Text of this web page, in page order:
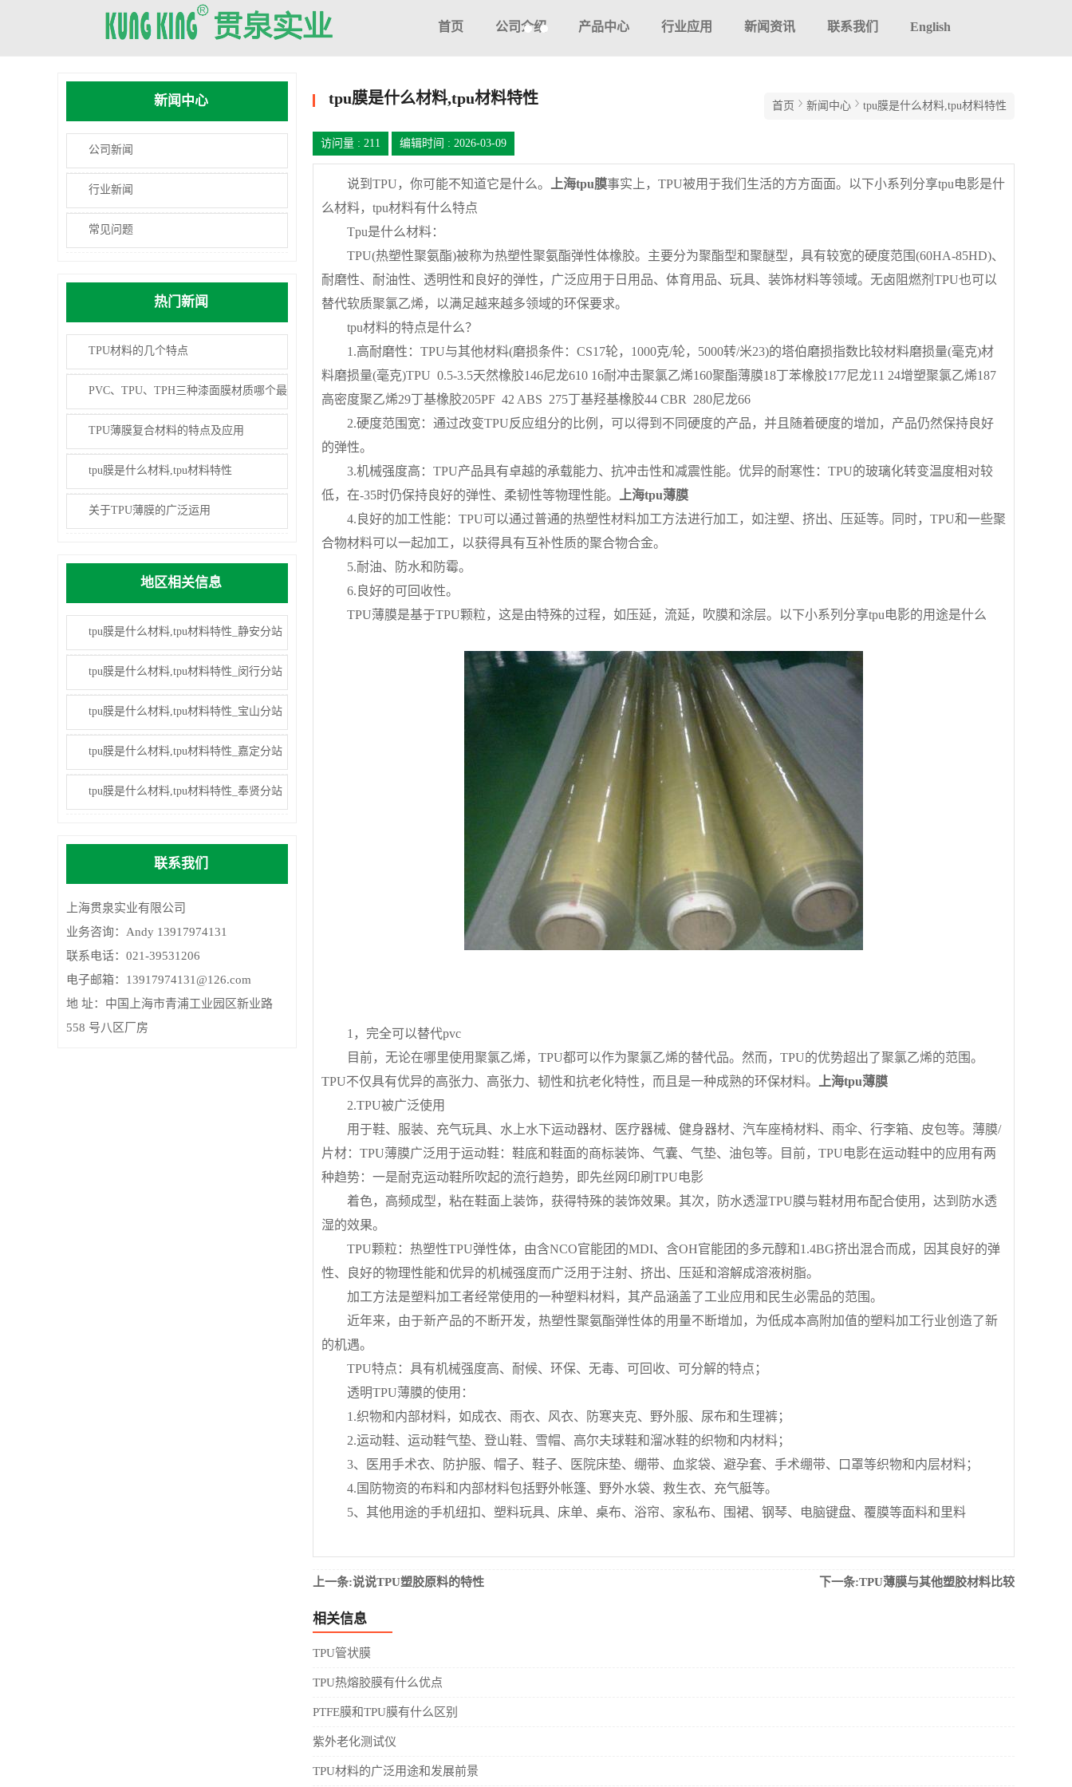
首页 公司介绍 产品中心 行业应用 新闻资讯 联系我们 English
新闻中心
公司新闻
行业新闻
常见问题
热门新闻
TPU材料的几个特点
PVC、TPU、TPH三种漆面膜材质哪个最
TPU薄膜复合材料的特点及应用
tpu膜是什么材料,tpu材料特性
关于TPU薄膜的广泛运用
地区相关信息
tpu膜是什么材料,tpu材料特性_静安分站
tpu膜是什么材料,tpu材料特性_闵行分站
tpu膜是什么材料,tpu材料特性_宝山分站
tpu膜是什么材料,tpu材料特性_嘉定分站
tpu膜是什么材料,tpu材料特性_奉贤分站
联系我们
上海贯泉实业有限公司
业务咨询：Andy 13917974131
联系电话：021-39531206
电子邮箱：13917974131@126.com
地 址：中国上海市青浦工业园区新业路
558 号八区厂房
tpu膜是什么材料,tpu材料特性 首页 新闻中心 tpu膜是什么材料,tpu材料特性
访问量 : 211 编辑时间 : 2026-03-09
说到TPU，你可能不知道它是什么。 上海tpu膜事实上，TPU被用于我们生活的方方面面。以下小系列分享tpu电影是什
么材料，tpu材料有什么特点
Tpu是什么材料：
TPU(热塑性聚氨酯)被称为热塑性聚氨酯弹性体橡胶。主要分为聚酯型和聚醚型，具有较宽的硬度范围(60HA-85HD)、
耐磨性、耐油性、透明性和良好的弹性，广泛应用于日用品、体育用品、玩具、装饰材料等领域。无卤阻燃剂TPU也可以
替代软质聚氯乙烯，以满足越来越多领域的环保要求。
tpu材料的特点是什么？
1.高耐磨性：TPU与其他材料(磨损条件：CS17轮，1000克/轮，5000转/米23)的塔伯磨损指数比较材料磨损量(毫克)材
料磨损量(毫克)TPU 0.5-3.5天然橡胶146尼龙610 16耐冲击聚氯乙烯160聚酯薄膜18丁苯橡胶177尼龙11 24增塑聚氯乙烯187
高密度聚乙烯29丁基橡胶205PF 42 ABS 275丁基羟基橡胶44 CBR 280尼龙66
2.硬度范围宽：通过改变TPU反应组分的比例，可以得到不同硬度的产品，并且随着硬度的增加，产品仍然保持良好
的弹性。
3.机械强度高：TPU产品具有卓越的承载能力、抗冲击性和减震性能。优异的耐寒性：TPU的玻璃化转变温度相对较
低，在-35时仍保持良好的弹性、柔韧性等物理性能。
上海tpu薄膜
4.良好的加工性能：TPU可以通过普通的热塑性材料加工方法进行加工，如注塑、挤出、压延等。同时，TPU和一些聚
合物材料可以一起加工，以获得具有互补性质的聚合物合金。
5.耐油、防水和防霉。
6.良好的可回收性。
TPU薄膜是基于TPU颗粒，这是由特殊的过程，如压延，流延，吹膜和涂层。以下小系列分享tpu电影的用途是什么
1，完全可以替代pvc
目前，无论在哪里使用聚氯乙烯，TPU都可以作为聚氯乙烯的替代品。然而，TPU的优势超出了聚氯乙烯的范围。
TPU不仅具有优异的高张力、高张力、韧性和抗老化特性，而且是一种成熟的环保材料。
上海tpu薄膜
2.TPU被广泛使用
用于鞋、服装、充气玩具、水上水下运动器材、医疗器械、健身器材、汽车座椅材料、雨伞、行李箱、皮包等。薄膜/
片材：TPU薄膜广泛用于运动鞋：鞋底和鞋面的商标装饰、气囊、气垫、油包等。目前，TPU电影在运动鞋中的应用有两
种趋势：一是耐克运动鞋所吹起的流行趋势，即先丝网印刷TPU电影
着色，高频成型，粘在鞋面上装饰，获得特殊的装饰效果。其次，防水透湿TPU膜与鞋材用布配合使用，达到防水透
湿的效果。
TPU颗粒：热塑性TPU弹性体，由含NCO官能团的MDI、含OH官能团的多元醇和1.4BG挤出混合而成，因其良好的弹
性、良好的物理性能和优异的机械强度而广泛用于注射、挤出、压延和溶解成溶液树脂。
加工方法是塑料加工者经常使用的一种塑料材料，其产品涵盖了工业应用和民生必需品的范围。
近年来，由于新产品的不断开发，热塑性聚氨酯弹性体的用量不断增加，为低成本高附加值的塑料加工行业创造了新
的机遇。
TPU特点：具有机械强度高、耐候、环保、无毒、可回收、可分解的特点；
透明TPU薄膜的使用：
1.织物和内部材料，如成衣、雨衣、风衣、防寒夹克、野外服、尿布和生理裤；
2.运动鞋、运动鞋气垫、登山鞋、雪帽、高尔夫球鞋和溜冰鞋的织物和内材料；
3、医用手术衣、防护服、帽子、鞋子、医院床垫、绷带、血浆袋、避孕套、手术绷带、口罩等织物和内层材料；
4.国防物资的布料和内部材料包括野外帐篷、野外水袋、救生衣、充气艇等。
5、其他用途的手机纽扣、塑料玩具、床单、桌布、浴帘、家私布、围裙、钢琴、电脑键盘、覆膜等面料和里料
上一条:说说TPU塑胶原料的特性 下一条:TPU薄膜与其他塑胶材料比较
相关信息
TPU管状膜
TPU热熔胶膜有什么优点
PTFE膜和TPU膜有什么区别
紫外老化测试仪
TPU材料的广泛用途和发展前景